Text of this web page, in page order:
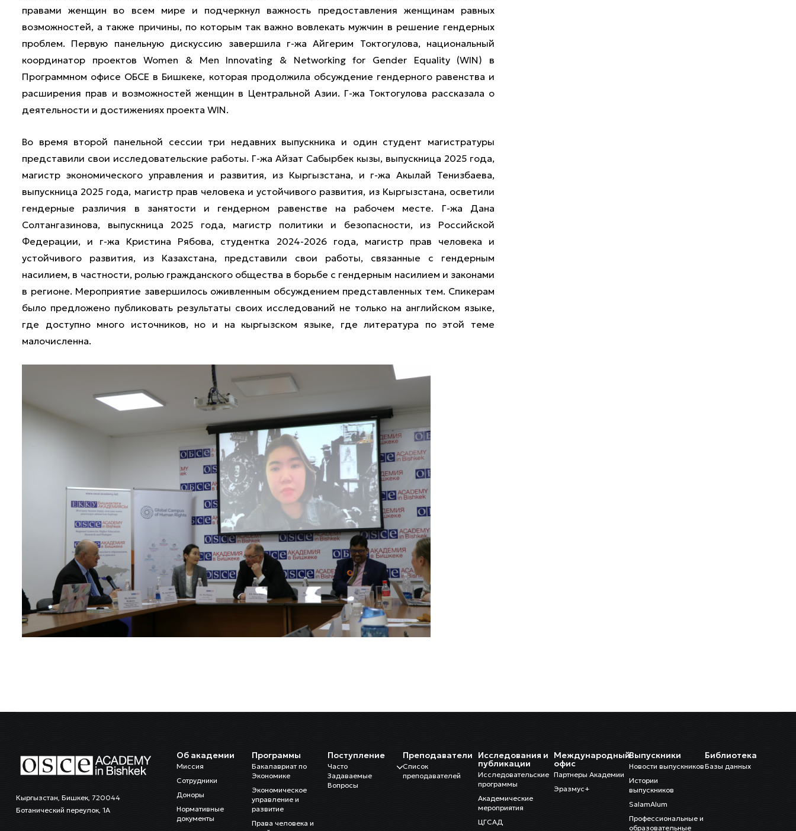
правами женщин во всем мире и подчеркнул важность предоставления женщинам равных
возможностей, а также причины, по которым так важно вовлекать мужчин в решение гендерных
проблем. Первую панельную дискуссию завершила г-жа Айгерим Токтогулова, национальный
координатор проектов Women & Men Innovating & Networking for Gender Equality (WIN) в
Программном офисе ОБСЕ в Бишкеке, которая продолжила обсуждение гендерного равенства и
расширения прав и возможностей женщин в Центральной Азии. Г-жа Токтогулова рассказала о
деятельности и достижениях проекта WIN.
Во время второй панельной сессии три недавних выпускника и один студент магистратуры
представили свои исследовательские работы. Г-жа Айзат Сабырбек кызы, выпускница 2025 года,
магистр экономического управления и развития, из Кыргызстана, и г-жа Акылай Тенизбаева,
выпускница 2025 года, магистр прав человека и устойчивого развития, из Кыргызстана, осветили
гендерные различия в занятости и гендерном равенстве на рабочем месте. Г-жа Дана
Солтангазинова, выпускница 2025 года, магистр политики и безопасности, из Российской
Федерации, и г-жа Кристина Рябова, студентка 2024-2026 года, магистр прав человека и
устойчивого развития, из Казахстана, представили свои работы, связанные с гендерным
насилием, в частности, ролью гражданского общества в борьбе с гендерным насилием и законами
в регионе. Мероприятие завершилось оживленным обсуждением представленных тем. Спикерам
было предложено публиковать результаты своих исследований не только на английском языке,
где доступно много источников, но и на кыргызском языке, где литература по этой теме
малочисленна.
Кыргызстан, Бишкек, 720044
Ботанический переулок, 1А
Об академии
Миссия
Сотрудники
Доноры
Нормативные
документы
Программы
Бакалавриат по
Экономике
Экономическое
управление и
развитие
Права человека и
Поступление
Часто
Задаваемые
Вопросы
Преподаватели
Список
преподавателей
Исследования и
публикации
Исследовательские
программы
Академические
мероприятия
ЦГСАД
Международный
офис
Партнеры Академии
Эразмус+
Выпускники
Новости выпускников
Истории
выпускников
SalamAlum
Профессиональные и
образовательные
Библиотека
Базы данных